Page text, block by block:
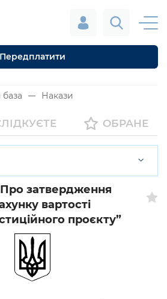
Передплатити
Накази
ОБРАНЕ
затвердження
вартості
проєкту”